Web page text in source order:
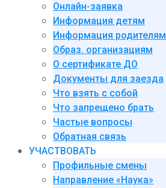
Онлайн-заявка
Информация детям
Информация родителям
Образ. организациям
О сертификате ДО
Документы для заезда
Что взять с собой
Что запрещено брать
Частые вопросы
Обратная связь
УЧАСТВОВАТЬ
Профильные смены
Направление «Наука»